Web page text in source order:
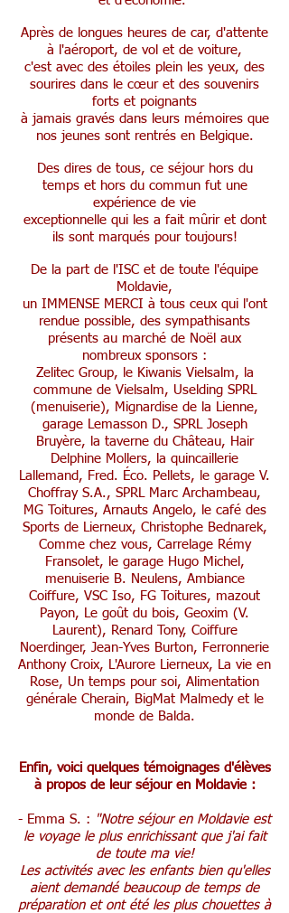
Après de longues heures de car, d'attente
à l'aéroport, de vol et de voiture,
c'est avec des étoiles plein les yeux, des
sourires dans le cœur et des souvenirs
forts et poignants
à jamais gravés dans leurs mémoires que
nos jeunes sont rentrés en Belgique.
Des dires de tous, ce séjour hors du
temps et hors du commun fut une
expérience de vie
exceptionnelle qui les a fait mûrir et dont
ils sont marqués pour toujours!
De la part de l'ISC et de toute l'équipe
Moldavie,
un IMMENSE MERCI à tous ceux qui l'ont
rendue possible, des sympathisants
présents au marché de Noël aux
nombreux sponsors :
Zelitec Group, le Kiwanis Vielsalm, la
commune de Vielsalm, Uselding SPRL
(menuiserie), Mignardise de la Lienne,
garage Lemasson D., SPRL Joseph
Bruyère, la taverne du Château, Hair
Delphine Mollers, la quincaillerie
Lallemand, Fred. Éco. Pellets, le garage V.
Choffray S.A., SPRL Marc Archambeau,
MG Toitures, Arnauts Angelo, le café des
Sports de Lierneux, Christophe Bednarek,
Comme chez vous, Carrelage Rémy
Fransolet, le garage Hugo Michel,
menuiserie B. Neulens, Ambiance
Coiffure, VSC Iso, FG Toitures, mazout
Payon, Le goût du bois, Geoxim (V.
Laurent), Renard Tony, Coiffure
Noerdinger, Jean-Yves Burton, Ferronnerie
Anthony Croix, L'Aurore Lierneux, La vie en
Rose, Un temps pour soi, Alimentation
générale Cherain, BigMat Malmedy et le
monde de Balda.
Enfin, voici quelques témoignages d'élèves
à propos de leur séjour en Moldavie :
- Emma S. : "Notre séjour en Moldavie est
le voyage le plus enrichissant que j'ai fait
de toute ma vie!
Les activités avec les enfants bien qu'elles
aient demandé beaucoup de temps de
préparation et ont été les plus chouettes à